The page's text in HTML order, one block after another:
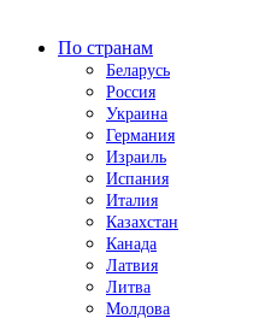
По странам
Беларусь
Россия
Украина
Германия
Израиль
Испания
Италия
Казахстан
Канада
Латвия
Литва
Молдова